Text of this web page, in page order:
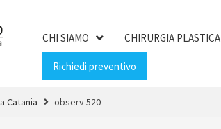
CHI SIAMO CHIRURGIA PLASTICA
Richiedi preventivo
Catania observ 520